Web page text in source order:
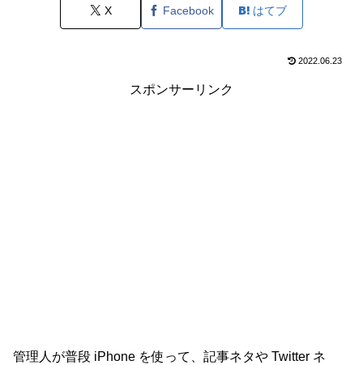
X Facebook はてブ
2022.06.23
スポンサーリンク
管理人が普段 iPhone を使って、記事ネタや Twitter ネ